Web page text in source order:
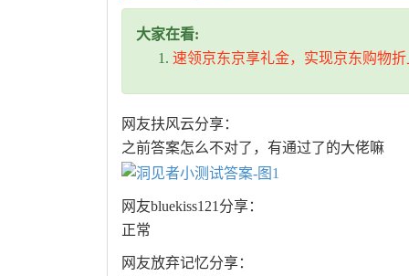
大家在看:
速领京东京享礼金，实现京东购物
网友扶风云分享：
之前答案怎么不对了，有通过了的大佬嘛
网友bluekiss121分享：
正常
网友放弃记忆分享：